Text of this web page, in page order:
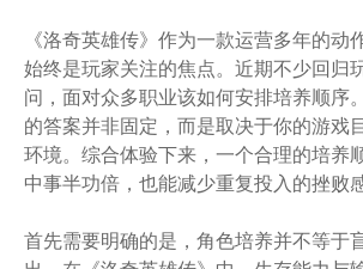
《洛奇英雄传》作为一款运营多年的动
始终是玩家关注的焦点。近期不少回归
问，面对众多职业该如何安排培养顺序
的答案并非固定，而是取决于你的游戏
环境。综合体验下来，一个合理的培养
中事半功倍，也能减少重复投入的挫败感
首先需要明确的是，角色培养并不等于